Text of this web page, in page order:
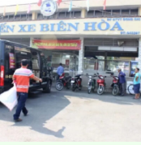
Chuyển
Kho
Xưởng
Trọn
Gói
Giá
Rẻ
TpHCM